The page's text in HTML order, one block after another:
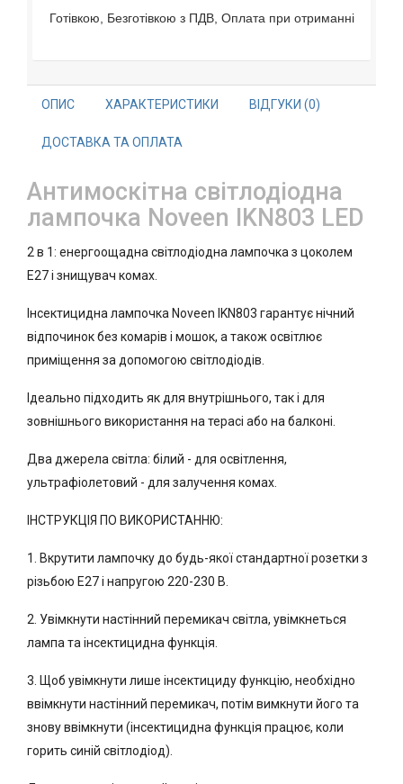
Готівкою, Безготівкою з ПДВ, Оплата при отриманні
ОПИС ХАРАКТЕРИСТИКИ ВІДГУКИ (0)
ДОСТАВКА ТА ОПЛАТА
Антимоскітна світлодіодна
лампочка Noveen IKN803 LED
2 в 1: енергоощадна світлодіодна лампочка з цоколем
Е27 і знищувач комах.
Інсектицидна лампочка Noveen IKN803 гарантує нічний
відпочинок без комарів і мошок, а також освітлює
приміщення за допомогою світлодіодів.
Ідеально підходить як для внутрішнього, так і для
зовнішнього використання на терасі або на балконі.
Два джерела світла: білий - для освітлення,
ультрафіолетовий - для залучення комах.
ІНСТРУКЦІЯ ПО ВИКОРИСТАННЮ:
1. Вкрутити лампочку до будь-якої стандартної розетки з
різьбою E27 і напругою 220-230 В.
2. Увімкнути настінний перемикач світла, увімкнеться
лампа та інсектицидна функція.
3. Щоб увімкнути лише інсектициду функцію, необхідно
ввімкнути настінний перемикач, потім вимкнути його та
знову ввімкнути (інсектицидна функція працює, коли
горить синій світлодіод).